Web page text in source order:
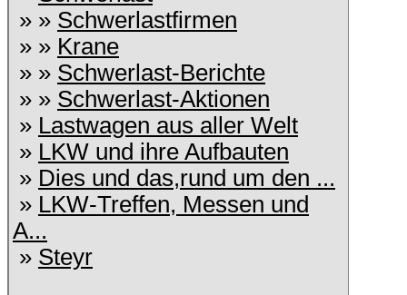
» » Schwerlastfirmen
» » Krane
» » Schwerlast-Berichte
» » Schwerlast-Aktionen
» Lastwagen aus aller Welt
» LKW und ihre Aufbauten
» Dies und das,rund um den ...
» LKW-Treffen, Messen und
A...
» Steyr